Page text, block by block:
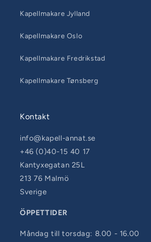
Kapellmakare Jylland
Kapellmakare Oslo
Kapellmakare Fredrikstad
Kapellmakare Tønsberg
Kontakt
info@kapell-annat.se
+46 (0)40-15 40 17
Kantyxegatan 25L
213 76 Malmö
Sverige
ÖPPETTIDER
Måndag till torsdag: 8.00 - 16.00